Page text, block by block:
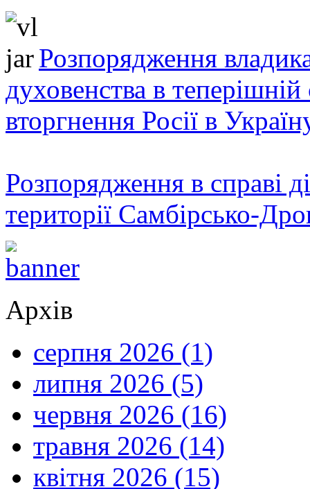
Розпорядження
духовенства в теперішній
вторгнення Росії в
Розпорядження в справі
території Самбірсько-
Архів
серпня 2026 (1)
липня 2026 (5)
червня 2026 (16)
травня 2026 (14)
квітня 2026 (15)